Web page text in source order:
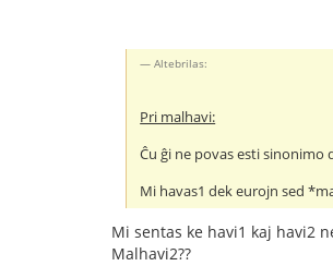
Altebrilas:
Pri malhavi:
Ĉu ĝi ne povas esti sinonimo
Mi havas1 dek eurojn sed
Mi sentas ke havi1 kaj havi2
Malhavi2??